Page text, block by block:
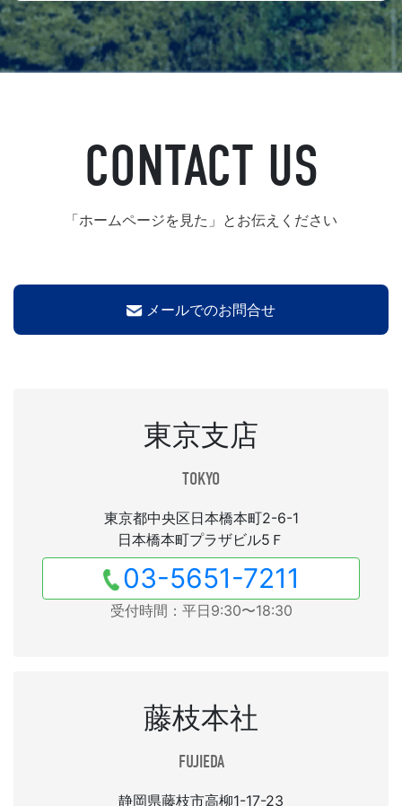
CONTACT US
「ホームページを見た」とお伝えください
メールでのお問合せ
東京支店
TOKYO
東京都中央区日本橋本町2-6-1
日本橋本町プラザビル5Ｆ
03-5651-7211
受付時間：平日9:30〜18:30
藤枝本社
FUJIEDA
静岡県藤枝市高柳1-17-23